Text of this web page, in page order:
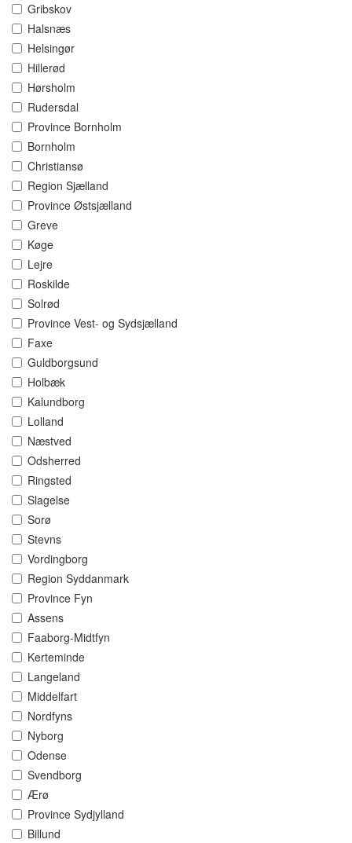
Gribskov
Halsnæs
Helsingør
Hillerød
Hørsholm
Rudersdal
Province Bornholm
Bornholm
Christiansø
Region Sjælland
Province Østsjælland
Greve
Køge
Lejre
Roskilde
Solrød
Province Vest- og Sydsjælland
Faxe
Guldborgsund
Holbæk
Kalundborg
Lolland
Næstved
Odsherred
Ringsted
Slagelse
Sorø
Stevns
Vordingborg
Region Syddanmark
Province Fyn
Assens
Faaborg-Midtfyn
Kerteminde
Langeland
Middelfart
Nordfyns
Nyborg
Odense
Svendborg
Ærø
Province Sydjylland
Billund